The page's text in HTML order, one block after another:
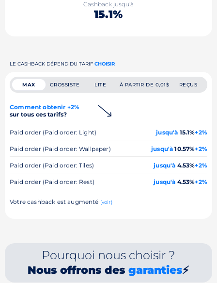
Cashback jusqu'à
15.1%
LE CASHBACK DÉPEND DU TARIF CHOISIR
MAX GROSSISTE LITE À PARTIR DE 0,01$ REÇUS
Comment obtenir +2%
sur tous ces tarifs?
Paid order (Paid order: Light) jusqu'à 15.1%+2%
Paid order (Paid order: Wallpaper) jusqu'à 10.57%+2%
Paid order (Paid order: Tiles) jusqu'à 4.53%+2%
Paid order (Paid order: Rest) jusqu'à 4.53%+2%
Votre cashback est augmenté (voir)
Pourquoi nous choisir ?
Nous offrons desgaranties⚡